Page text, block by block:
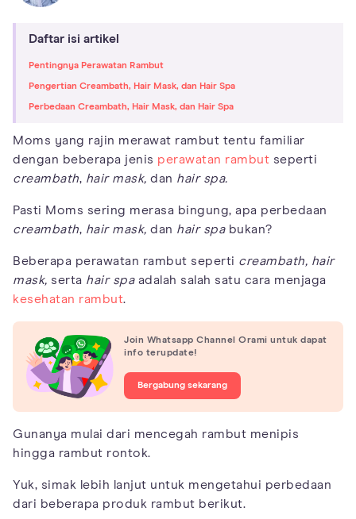
Daftar isi artikel
Pentingnya Perawatan Rambut
Pengertian Creambath, Hair Mask, dan Hair Spa
Perbedaan Creambath, Hair Mask, dan Hair Spa
Moms yang rajin merawat rambut tentu familiar
dengan beberapa jenis perawatan rambut seperti
creambath, hair mask, dan hair spa.
Pasti Moms sering merasa bingung, apa perbedaan
creambath, hair mask, dan hair spabukan?
Beberapa perawatan rambut seperti creambath, hair
mask, serta hair spaadalah salah satu cara menjaga
kesehatan rambut.
Join Whatsapp Channel Orami untuk dapat
info terupdate!
Bergabung sekarang
Gunanya mulai dari mencegah rambut menipis
hingga rambut rontok.
Yuk, simak lebih lanjut untuk mengetahui perbedaan
dari beberapa produk rambut berikut.